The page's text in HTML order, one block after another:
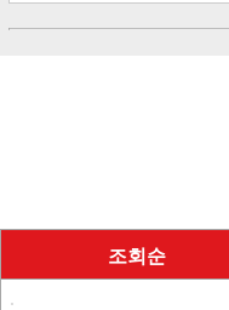
조회순